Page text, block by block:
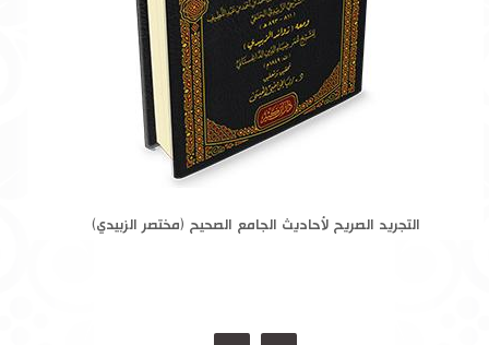
التجريد الصريح لأحاديث الجامع الصحيح (مختصر الزبيدي)